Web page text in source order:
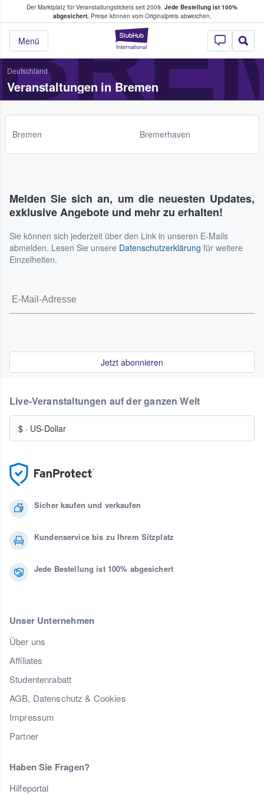
Der Marktplatz für Veranstaltungstickets seit 2009. Jede Bestellung ist 100%
abgesichert.Preise können vom Originalpreis abweichen.
StubHub - Wo
Menü
Tickets kaufen & verkaufen
Deutschland
Veranstaltungen in Bremen
Bremen Bremerhaven
Melden Sie sich an, um die neuesten Updates,
exklusive Angebote und mehr zu erhalten!
Sie können sich jederzeit über den Link in unseren E-Mails
abmelden. Lesen Sie unsere Datenschutzerklärung für weitere
Einzelheiten.
Jetzt abonnieren
Sicher kaufen und verkaufen
Kundenservice bis zu Ihrem Sitzplatz
Jede Bestellung ist 100% abgesichert
Unser Unternehmen
Über uns
Affiliates
Studentenrabatt
AGB, Datenschutz & Cookies
Impressum
Partner
Haben Sie Fragen?
Hilfeportal
Live-Veranstaltungen auf der ganzen Welt
$ · US-Dollar